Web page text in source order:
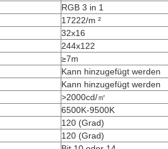
RGB 3 in 1
17222/m ²
32x16
244x122
≥7m
Kann hinzugefügt werden
Kann hinzugefügt werden
>2000cd/㎡
6500K-9500K
120 (Grad)
120 (Grad)